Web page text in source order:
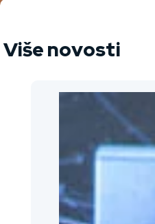
Više novosti